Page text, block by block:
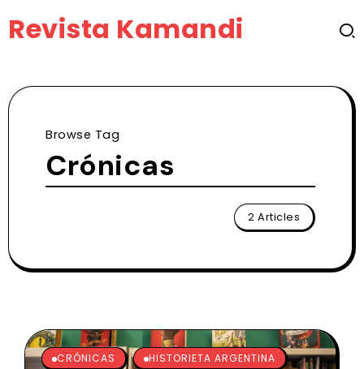
Revista Kamandi
Browse Tag
Crónicas
2 Articles
CRÓNICAS HISTORIETA ARGENTINA